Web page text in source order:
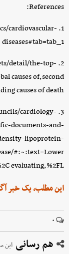
References:
cardiovascular-
diseases#tab=tab_1
detail/the-top-
causes of,second
causes of death
cardiology-
documents-and-
lipoprotein-
#:~:text=Lower
evaluating,%2FL)
این مطلب، یک خبر
۰
هم رسانی این